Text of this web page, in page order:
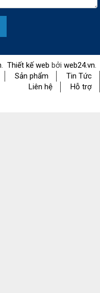
. Thiết kế web bởi web24.vn.
Sản phẩm
Tin Tức
Liên hệ
Hỗ trợ